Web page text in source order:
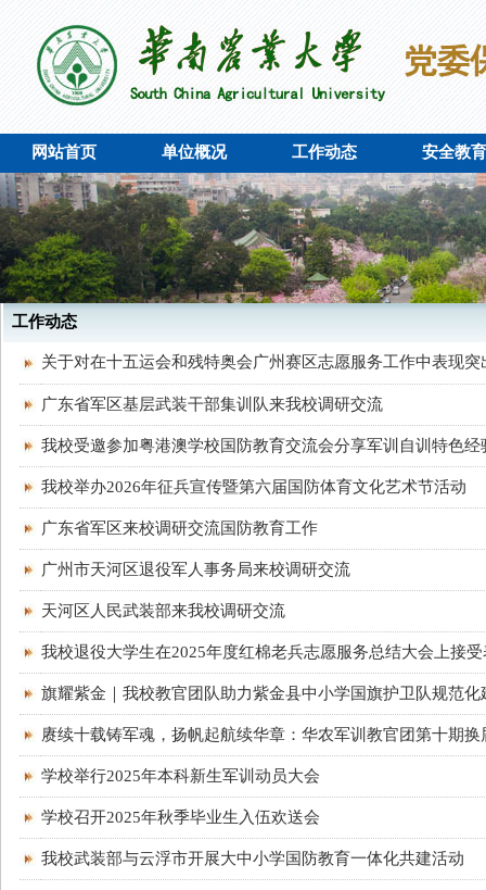
网站首页 单位概况 工作动态 安全教育
工作动态
关于对在十五运会和残特奥会广州赛区志愿服务工作中表现
广东省军区基层武装干部集训队来我校调研交流
我校受邀参加粤港澳学校国防教育交流会分享军训自训特色经
我校举办2026年征兵宣传暨第六届国防体育文化艺术节活动
广东省军区来校调研交流国防教育工作
广州市天河区退役军人事务局来校调研交流
天河区人民武装部来我校调研交流
我校退役大学生在2025年度红棉老兵志愿服务总结大会上接
旗耀紫金｜我校教官团队助力紫金县中小学国旗护卫队规范化
赓续十载铸军魂，扬帆起航续华章：华农军训教官团第十期换
学校举行2025年本科新生军训动员大会
学校召开2025年秋季毕业生入伍欢送会
我校武装部与云浮市开展大中小学国防教育一体化共建活动